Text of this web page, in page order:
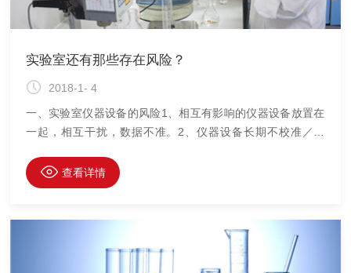
实验室还有那些存在风险？
2018-1- 4
一、实验室仪器设备的风险1、相互有影响的仪器设备放置在
一起，相互干扰，数据不准。2、仪器设备长期不校准／检
控。4、仪器设备无状态标识或标识混乱，容易错用。5、仪器
设备无安全保护装备，对操作员有安全风险。6、气瓶没有分
常无法追溯。9、仪器设备档案信息不全，对维护造成困扰。
10、仪器设备无强排风装置，对操作人员有伤害二、实验室环
查看详情